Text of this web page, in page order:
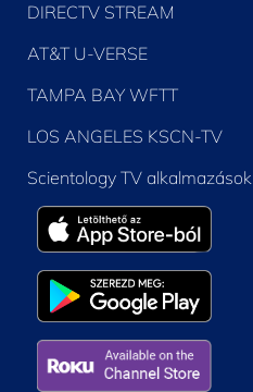
DIRECTV STREAM
AT&T U-VERSE
TAMPA BAY WFTT
LOS ANGELES KSCN-TV
Scientology TV alkalmazások